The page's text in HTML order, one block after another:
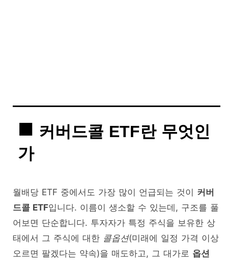
커버드콜 ETF란 무엇인
가
월배당 ETF 중에서도 가장 많이 언급되는 것이 커버
드콜 ETF입니다. 이름이 생소할 수 있는데, 구조를 풀
어보면 단순합니다. 투자자가 특정 주식을 보유한 상
태에서 그 주식에 대한 콜옵션(미래에 일정 가격 이상
오르면 팔겠다는 약속)을 매도하고, 그 대가로 옵션